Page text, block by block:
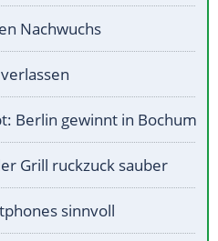
Nachwuchs
Berlin gewinnt in Bochum
Grill ruckzuck sauber
sinnvoll